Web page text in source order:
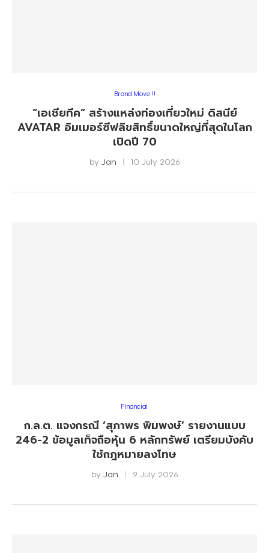
Brand Move !!
“เอเชียทีค” สร้างแหล่งท่องเที่ยวใหม่ ดิสนีย์
AVATAR อิมเมอร์ซีฟลิขสิทธิ์ขนาดใหญ่ที่สุดในโลก
เปิดปี 70
by Jan 10 July 2026
Financial
ก.ล.ต. แจงกรณี ‘สุภาพร พิมพงษ์’ รายงานแบบ
246-2 ข้อมูลเท็จถือหุ้น 6 หลักทรัพย์ เตรียมบังคับ
ใช้กฎหมายลงโทษ
by Jan 9 July 2026